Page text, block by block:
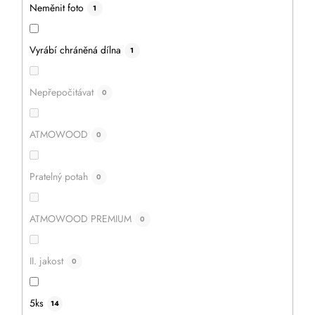
Neměnit foto 1
Vyrábí chráněná dílna 1
Nepřepočitávat 0
ATMOWOOD 0
Pratelný potah 0
ATMOWOOD PREMIUM 0
II. jakost 0
5ks 14
2 456 Kč
2 890 Kč